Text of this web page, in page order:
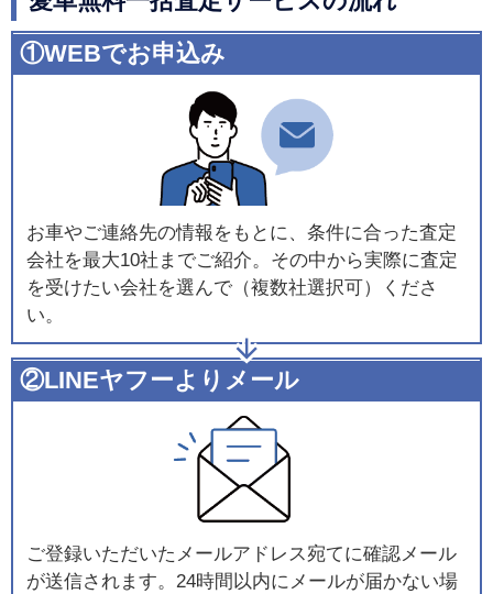
①WEBでお申込み
お車やご連絡先の情報をもとに、条件に合った査定
会社を最大10社までご紹介。その中から実際に査定
を受けたい会社を選んで（複数社選択可）くださ
い。
②LINEヤフーよりメール
ご登録いただいたメールアドレス宛てに確認メール
が送信されます。24時間以内にメールが届かない場